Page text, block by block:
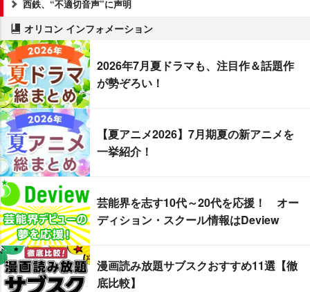
西鉄、“不適切音声”に声明
オリコン インフォメーション
2026年7月夏ドラマも、注目作＆話題作
が勢ぞろい！
【夏アニメ2026】7月期夏の新アニメを
一挙紹介！
芸能界を志す10代～20代を応援！ オー
ディション・スクール情報はDeview
漫画読み放題サブスクおすすめ11選【徹
底比較】